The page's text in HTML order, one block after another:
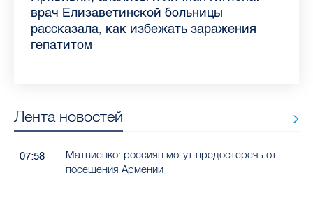
самых цитируемых СМИ Петербурга и
Ленобласти во II квартале 2026 года
врач Елизаветинской больницы
рассказала, как избежать заражения
гепатитом
педиатра для родителей
где самый высокий и самый низкий
конкурс
воспаления ахиллова сухожилия летом
рассказала о возможностях для
работающих родителей
Елизаветинской больницы ответила на
главные вопросы о заболевании
какие напитки можно приготовить дома
в жару
Лента новостей
07:58
Матвиенко: россиян могут предостеречь от
посещения Армении